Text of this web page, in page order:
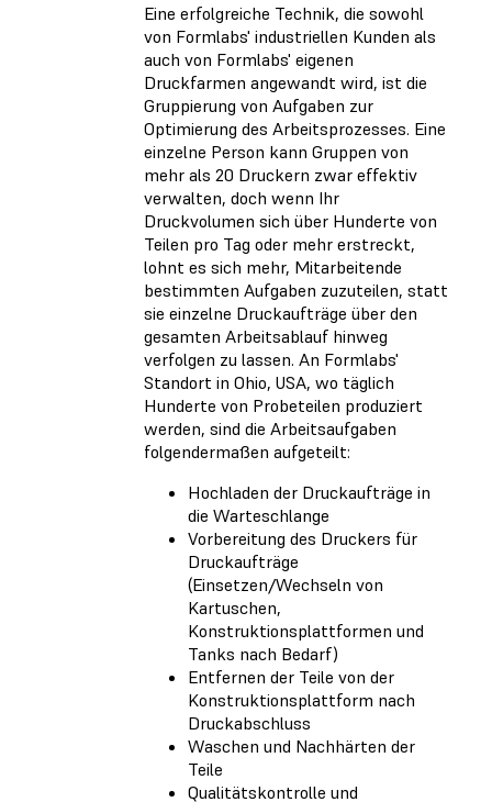
Eine erfolgreiche Technik, die sowohl
von Formlabs' industriellen Kunden als
auch von Formlabs' eigenen
Druckfarmen angewandt wird, ist die
Gruppierung von Aufgaben zur
Optimierung des Arbeitsprozesses. Eine
einzelne Person kann Gruppen von
mehr als 20 Druckern zwar effektiv
verwalten, doch wenn Ihr
Druckvolumen sich über Hunderte von
Teilen pro Tag oder mehr erstreckt,
lohnt es sich mehr, Mitarbeitende
bestimmten Aufgaben zuzuteilen, statt
sie einzelne Druckaufträge über den
gesamten Arbeitsablauf hinweg
verfolgen zu lassen. An Formlabs'
Standort in Ohio, USA, wo täglich
Hunderte von Probeteilen produziert
werden, sind die Arbeitsaufgaben
folgendermaßen aufgeteilt:
Hochladen der Druckaufträge in
die Warteschlange
Vorbereitung des Druckers für
Druckaufträge
(Einsetzen/Wechseln von
Kartuschen,
Konstruktionsplattformen und
Tanks nach Bedarf)
Entfernen der Teile von der
Konstruktionsplattform nach
Druckabschluss
Waschen und Nachhärten der
Teile
Qualitätskontrolle und